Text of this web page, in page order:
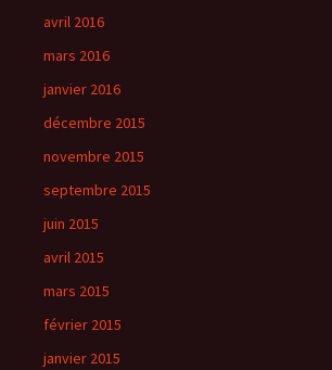
avril 2016
mars 2016
janvier 2016
décembre 2015
novembre 2015
septembre 2015
juin 2015
avril 2015
mars 2015
février 2015
janvier 2015